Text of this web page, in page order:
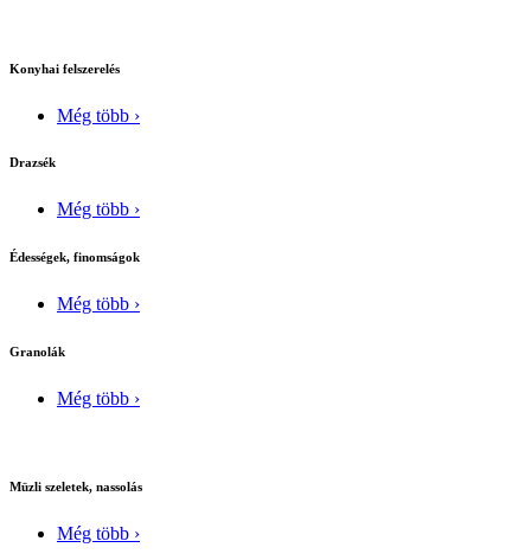
Konyhai felszerelés
Még több ›
Drazsék
Még több ›
Édességek, finomságok
Még több ›
Granolák
Még több ›
Müzli szeletek, nassolás
Még több ›